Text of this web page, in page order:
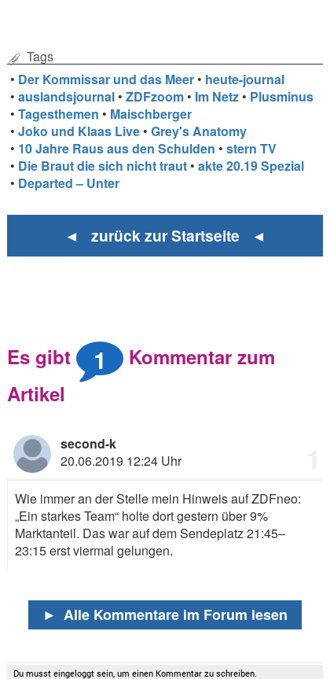
Tags
• Der Kommissar und das Meer • heute-journal
•auslandsjournal •ZDFzoom • Im Netz • Plusminus
•Tagesthemen • Maischberger
•Joko und Klaas Live •Grey's Anatomy
• 10 Jahre Raus aus den Schulden •stern TV
• Die Braut die sich nicht traut •akte 20.19 Spezial
• Departed – Unter
◄ zurück zur Startseite ◄
Es gibt 1
Kommentar zum
Artikel
second-k
20.06.2019 12:24 Uhr
Wie immer an der Stelle mein Hinweis auf ZDFneo:
„Ein starkes Team“ holte dort gestern über 9%
Marktanteil. Das war auf dem Sendeplatz 21:45–
23:15 erst viermal gelungen.
► Alle Kommentare im Forum lesen